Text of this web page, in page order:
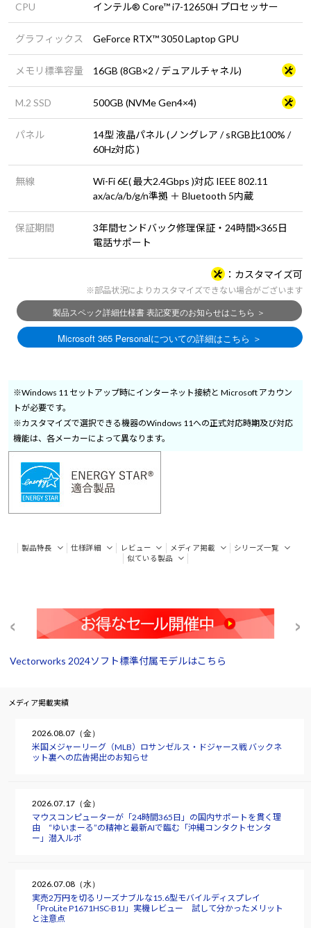
CPU インテル® Core™ i7-12650H プロセッサー
グラフィックス GeForce RTX™ 3050 Laptop GPU
メモリ標準容量 16GB (8GB×2 / デュアルチャネル)
M.2 SSD 500GB (NVMe Gen4×4)
パネル
14型 液晶パネル (ノングレア / sRGB比100% /
60Hz対応 )
無線
Wi-Fi 6E( 最大2.4Gbps )対応 IEEE 802.11
ax/ac/a/b/g/n準拠 ＋ Bluetooth 5内蔵
保証期間
3年間センドバック修理保証・24時間×365日
電話サポート
カスタマイズ可
※部品状況によりカスタマイズできない場合がございます
※Windows 11 セットアップ時にインターネット接続と Microsoft アカウン
トが必要です。
※カスタマイズで選択できる機器のWindows 11への正式対応時期及び対応
機能は、各メーカーによって異なります。
製品特長 仕様詳細 レビュー メディア掲載
シリーズ一覧
似ている製品
Vectorworks 2024ソフト標準付属モデルはこちら
メディア掲載実績
2026.08.07（金）
米国メジャーリーグ（MLB）ロサンゼルス・ドジャース戦 バックネ
ット裏への広告掲出のお知らせ
2026.07.17（金）
マウスコンピューターが「24時間365日」の国内サポートを貫く理
由 “ゆいまーる”の精神と最新AIで臨む「沖縄コンタクトセンタ
ー」潜入ルポ
2026.07.08（水）
実売2万円を切るリーズナブルな15.6型モバイルディスプレイ
「ProLite P1671HSC-B1J」実機レビュー 試して分かったメリット
と注意点